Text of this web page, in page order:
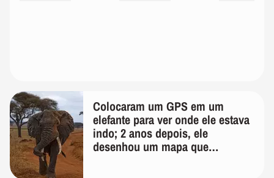
Colocaram um GPS em um
elefante para ver onde ele estava
indo; 2 anos depois, ele
desenhou um mapa que